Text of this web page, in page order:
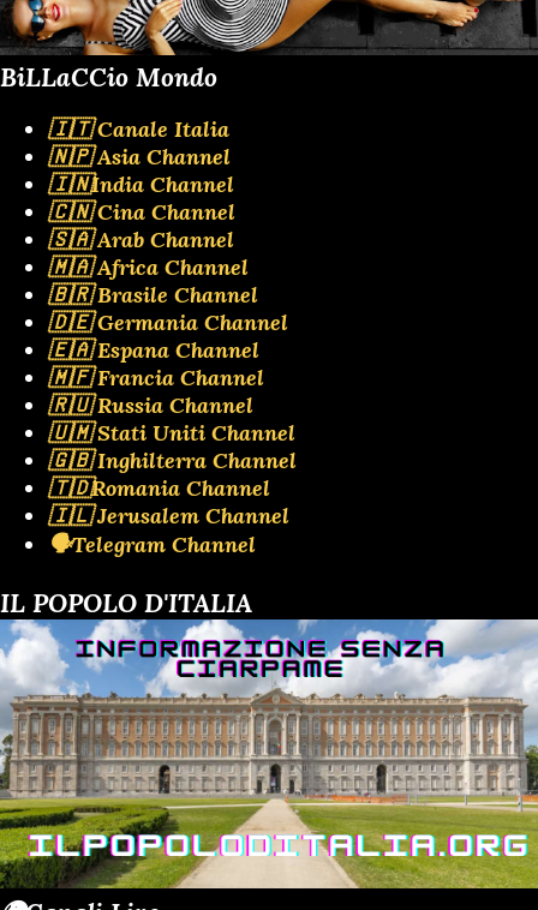
BiLLaCCio Mondo
🇮🇹 Canale Italia
🇳🇵 Asia Channel
🇮🇳India Channel
🇨🇳 Cina Channel
🇸🇦 Arab Channel
🇲🇦 Africa Channel
🇧🇷 Brasile Channel
🇩🇪 Germania Channel
🇪🇦 Espana Channel
🇲🇫 Francia Channel
🇷🇺 Russia Channel
🇺🇲 Stati Uniti Channel
🇬🇧 Inghilterra Channel
🇹🇩Romania Channel
🇮🇱 Jerusalem Channel
🗣️Telegram Channel
IL POPOLO D'ITALIA